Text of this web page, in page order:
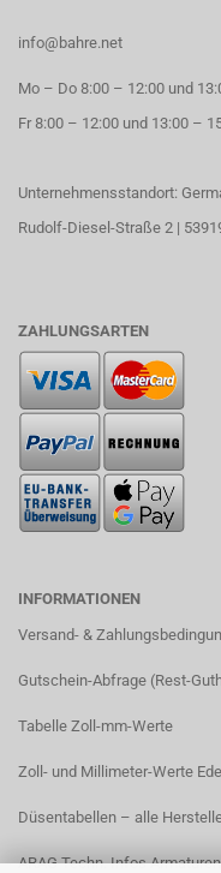
info@bahre.net
Mo – Do 8:00 – 12:00 und
Fr 8:00 – 12:00 und 13:00 –
Unternehmensstandort:
Rudolf-Diesel-Straße 2 |
ZAHLUNGSARTEN
INFORMATIONEN
Versand- &
Gutschein-Abfrage (Rest-
Tabelle Zoll-mm-Werte
Zoll- und Millimeter-Werte
Düsentabellen – alle
ARAG Techn. Infos Armaturen